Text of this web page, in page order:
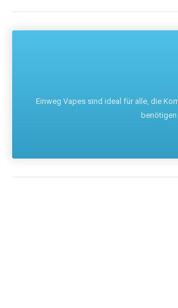
Einweg Vapes sind ideal für alle, die